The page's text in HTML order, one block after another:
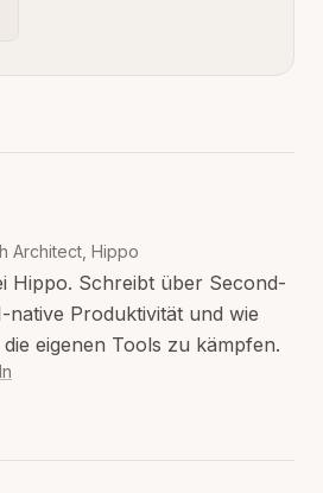
Architect, Hippo
Hippo. Schreibt über Second-
Produktivität und wie
eigenen Tools zu kämpfen.